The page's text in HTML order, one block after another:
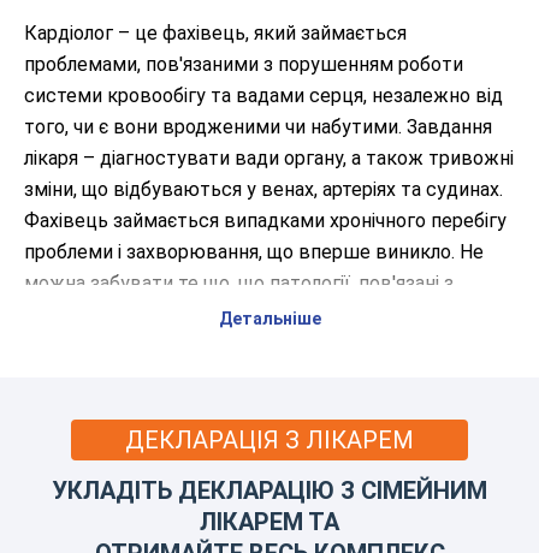
Кардіолог – це фахівець, який займається
проблемами, пов'язаними з порушенням роботи
системи кровообігу та вадами серця, незалежно від
того, чи є вони вродженими чи набутими. Завдання
лікаря – діагностувати вади органу, а також тривожні
зміни, що відбуваються у венах, артеріях та судинах.
Фахівець займається випадками хронічного перебігу
проблеми і захворювання, що вперше виникло. Не
можна забувати те що, що патології, пов'язані з
порушеннями серцевого ритму поруч із онкологією,
Дніпра?
Записатися на прийом слід за наявності вже
встановлених діагнозів.
Детальніше
ДЕКЛАРАЦІЯ З ЛІКАРЕМ
УКЛАДІТЬ ДЕКЛАРАЦІЮ З СІМЕЙНИМ
ЛІКАРЕМ ТА